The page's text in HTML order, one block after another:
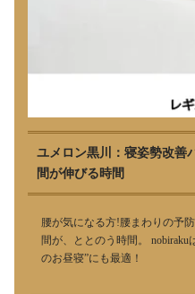
ユメロン黒川：寝姿勢改
間が伸びる時間
腰が気になる方!腰まわりの予
間が、ととのう時間。 nobiraku
のお昼寝”にも最適！